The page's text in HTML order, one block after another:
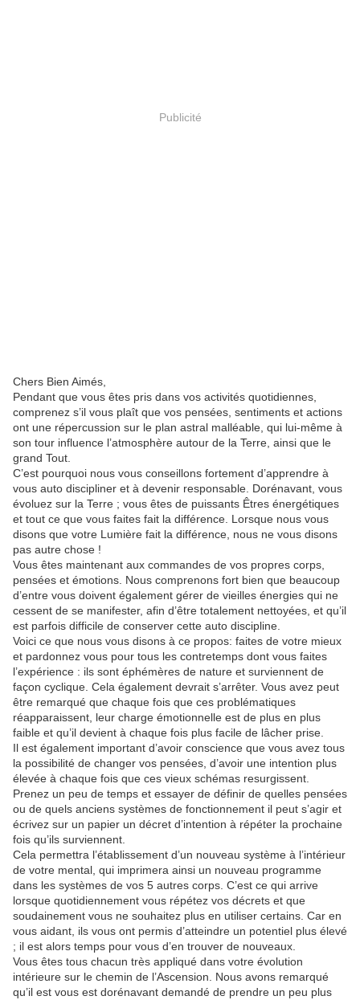
Publicité
Chers Bien Aimés,
Pendant que vous êtes pris dans vos activités quotidiennes,
comprenez s’il vous plaît que vos pensées, sentiments et actions
ont une répercussion sur le plan astral malléable, qui lui-même à
son tour influence l’atmosphère autour de la Terre, ainsi que le
grand Tout.
C’est pourquoi nous vous conseillons fortement d’apprendre à
vous auto discipliner et à devenir responsable. Dorénavant, vous
évoluez sur la Terre ; vous êtes de puissants Êtres énergétiques
et tout ce que vous faites fait la différence. Lorsque nous vous
disons que votre Lumière fait la différence, nous ne vous disons
pas autre chose !
Vous êtes maintenant aux commandes de vos propres corps,
pensées et émotions. Nous comprenons fort bien que beaucoup
d’entre vous doivent également gérer de vieilles énergies qui ne
cessent de se manifester, afin d’être totalement nettoyées, et qu’il
est parfois difficile de conserver cette auto discipline.
Voici ce que nous vous disons à ce propos: faites de votre mieux
et pardonnez vous pour tous les contretemps dont vous faites
l’expérience : ils sont éphémères de nature et surviennent de
façon cyclique. Cela également devrait s’arrêter. Vous avez peut
être remarqué que chaque fois que ces problématiques
réapparaissent, leur charge émotionnelle est de plus en plus
faible et qu’il devient à chaque fois plus facile de lâcher prise.
Il est également important d’avoir conscience que vous avez tous
la possibilité de changer vos pensées, d’avoir une intention plus
élevée à chaque fois que ces vieux schémas resurgissent.
Prenez un peu de temps et essayer de définir de quelles pensées
ou de quels anciens systèmes de fonctionnement il peut s’agir et
écrivez sur un papier un décret d’intention à répéter la prochaine
fois qu’ils surviennent.
Cela permettra l’établissement d’un nouveau système à l’intérieur
de votre mental, qui imprimera ainsi un nouveau programme
dans les systèmes de vos 5 autres corps. C’est ce qui arrive
lorsque quotidiennement vous répétez vos décrets et que
soudainement vous ne souhaitez plus en utiliser certains. Car en
vous aidant, ils vous ont permis d’atteindre un potentiel plus élevé
; il est alors temps pour vous d’en trouver de nouveaux.
Vous êtes tous chacun très appliqué dans votre évolution
intérieure sur le chemin de l’Ascension. Nous avons remarqué
qu’il est vous est dorénavant demandé de prendre un peu plus